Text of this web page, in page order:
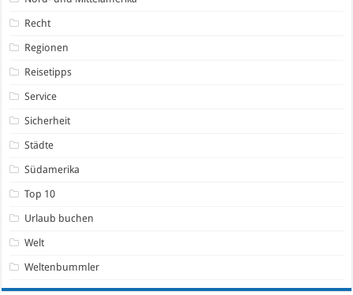
Recht
Regionen
Reisetipps
Service
Sicherheit
Städte
Südamerika
Top 10
Urlaub buchen
Welt
Weltenbummler